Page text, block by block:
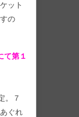
ット
の
て第１
。７
ぐれ